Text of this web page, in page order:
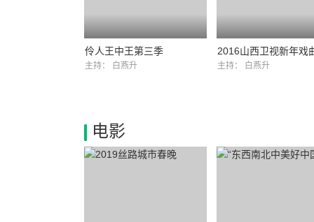
伶人王中王第三季
主持： 白燕升 主持： 白燕升
电影